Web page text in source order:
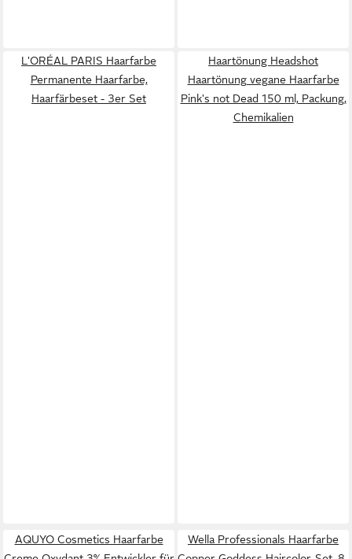
L'ORÉAL PARIS Haarfarbe
Permanente Haarfarbe,
Haarfärbeset - 3er Set
Haartönung Headshot
Haartönung vegane Haarfarbe
Pink's not Dead 150 ml, Packung,
Chemikalien
AQUYO Cosmetics Haarfarbe
Wella Professionals Haarfarbe